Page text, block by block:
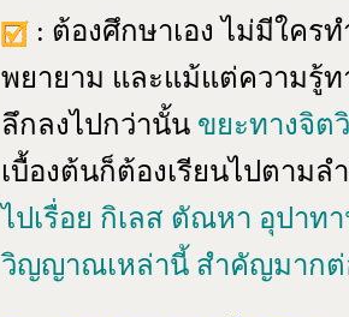
: ต้องศึกษาเอง ไม่มีใคร
พยายาม และแม้แต่ความรู้
ลึกลงไปกว่านั้น ขยะทางจิ
เบื้องต้นก็ต้องเรียนไปตาม
ไปเรื่อย กิเลส ตัณหา อุปาท
วิญญาณเหล่านี้ สำคัญมาก